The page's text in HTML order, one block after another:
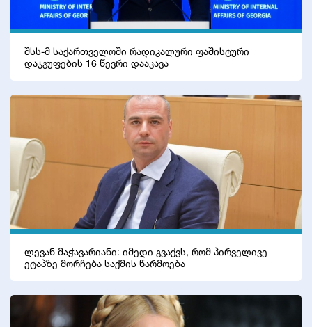
შსს-მ საქართველოში რადიკალური ფაშისტური
დაჯგუფების 16 წევრი დააკავა
ლევან მაჭავარიანი: იმედი გვაქვს, რომ პირველივე
ეტაპზე მორჩება საქმის წარმოება